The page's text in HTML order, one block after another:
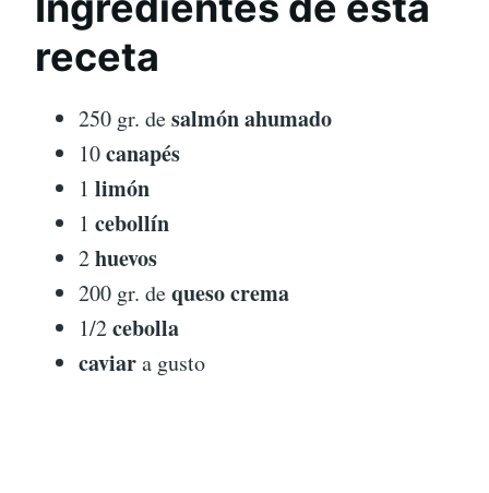
receta
250 gr. desalmón ahumado
10canapés
1 limón
1 cebollín
2huevos
200 gr. dequeso crema
1/2cebolla
caviara gusto